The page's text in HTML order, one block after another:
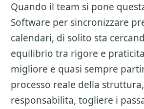
Quando il team si pone
Software per sincronizzare
calendari, di solito sta
equilibrio tra rigore e
migliore e quasi sempre
processo reale della
responsabilita, togliere i